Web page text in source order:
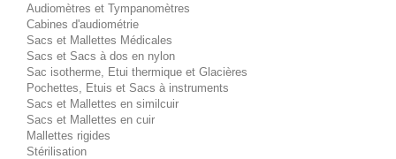
Audiomètres et Tympanomètres
Cabines d'audiométrie
Sacs et Mallettes Médicales
Sacs et Sacs à dos en nylon
Sac isotherme, Etui thermique et Glacières
Pochettes, Etuis et Sacs à instruments
Sacs et Mallettes en similcuir
Sacs et Mallettes en cuir
Mallettes rigides
Stérilisation